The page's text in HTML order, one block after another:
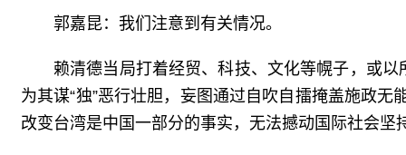
郭嘉昆：我们注意到有关情况。
赖清德当局打着经贸、科技、文化等幌子，或
为其谋“独”恶行壮胆，妄图通过自吹自擂掩盖施政
改变台湾是中国一部分的事实，无法撼动国际社会坚